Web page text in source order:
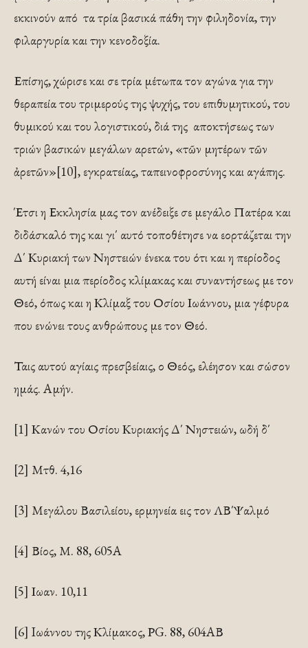
εκκινούν από τα τρία βασικά πάθη την φιληδονία, την
φιλαργυρία και την κενοδοξία.
Επίσης, χώρισε και σε τρία μέτωπα τον αγώνα για την
θεραπεία του τριμερούς της ψυχής, του επιθυμητικού, του
θυμικού και του λογιστικού, διά της αποκτήσεως των
τριών βασικών μεγάλων αρετών, «τῶν μητέρων τῶν
ἀρετῶν»[10], εγκρατείας, ταπεινοφροσύνης και αγάπης.
Έτσι η Εκκλησία μας τον ανέδειξε σε μεγάλο Πατέρα και
διδάσκαλό της και γι΄ αυτό τοποθέτησε να εορτάζεται την
Δ΄ Κυριακή των Νηστειών ένεκα του ότι και η περίοδος
αυτή είναι μια περίοδος κλίμακας και συναντήσεως με τον
Θεό, όπως και η Κλίμαξ του Οσίου Ιωάννου, μια γέφυρα
που ενώνει τους ανθρώπους με τον Θεό.
Ταις αυτού αγίαις πρεσβείαις, ο Θεός, ελέησον και σώσον
ημάς. Αμήν.
[1] Κανών του Οσίου Κυριακής Δ΄ Νηστειών, ωδή δ΄
[2] Μτθ. 4,16
[3] Μεγάλου Βασιλείου, ερμηνεία εις τον ΛΒ΄Ψαλμό
[4] Βίος, Μ. 88, 605Α
[5] Ιωαν. 10,11
[6] Iωάννου της Κλίμακος, ΡG. 88, 604ΑΒ